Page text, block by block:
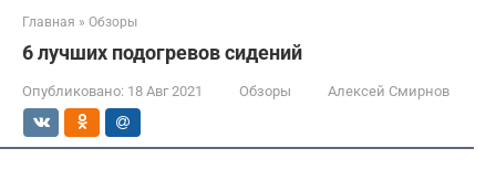
Главная » Обзоры
6 лучших подогревов сидений
Опубликовано: 18 Авг 2021 Обзоры Алексей Смирнов